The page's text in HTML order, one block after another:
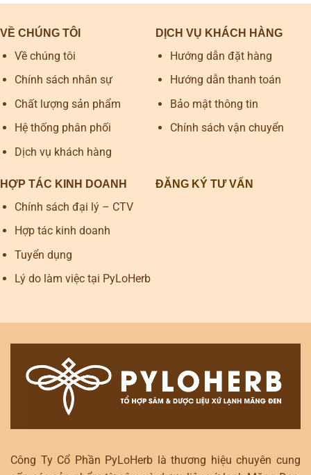
VỀ CHÚNG TÔI
Về chúng tôi
Chính sách nhân sự
Chất lượng sản phẩm
Hệ thống phân phối
Dịch vụ khách hàng
DỊCH VỤ KHÁCH HÀNG
Hướng dẫn đặt hàng
Hướng dẫn thanh toán
Bảo mật thông tin
Chính sách vận chuyển
HỢP TÁC KINH DOANH
Chính sách đại lý – CTV
Hợp tác kinh doanh
Tuyển dụng
Lý do làm việc tại PyLoHerb
ĐĂNG KÝ TƯ VẤN
Công Ty Cổ Phần PyLoHerb là thương hiệu chuyên cung